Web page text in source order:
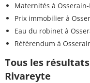
Maternités à
Prix immobilier à
Eau du robinet à
Référendum à
Tous les
Rivareyte